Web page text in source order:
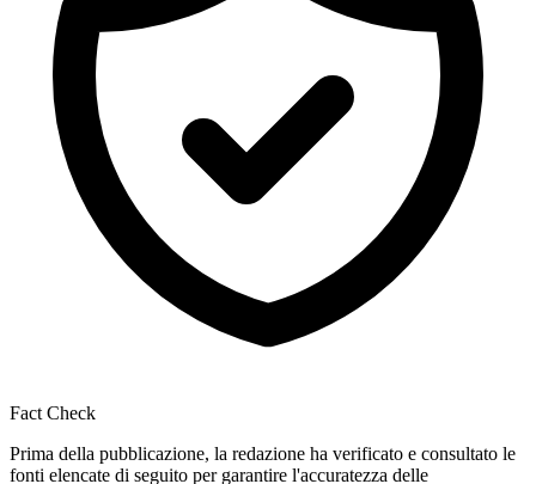
Fact Check
Prima della pubblicazione, la redazione ha verificato e consultato le
fonti elencate di seguito per garantire l'accuratezza delle